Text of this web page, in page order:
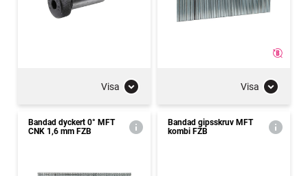
Visa Visa
Bandad dyckert 0° MFT
CNK 1,6 mm FZB
Bandad gipsskruv MFT
kombi FZB